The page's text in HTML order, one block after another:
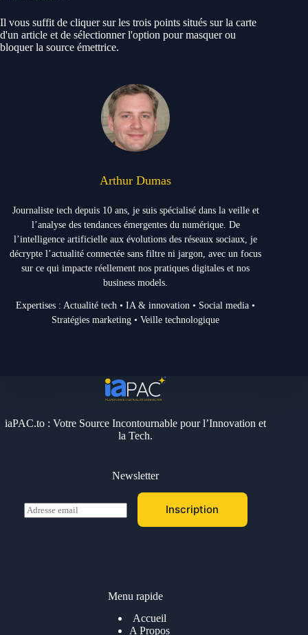
Il vous suffit de cliquer sur les trois points situés sur la carte
d'un article et de sélectionner l'option pour masquer ou
bloquer la source émettrice.
Arthur Dumas
Journaliste tech depuis 10 ans, je suis spécialisé dans la veille et
l’analyse des tendances émergentes du numérique. De
l’intelligence artificielle aux évolutions des réseaux sociaux, je
décrypte l’actualité connectée sans filtre ni jargon, avec un focus
sur ce qui impacte réellement nos pratiques digitales et nos
business models.
Expertises : Actualité tech • IA & innovation • Social media •
Stratégies marketing • Veille technologique
iaPAC.to : Votre Source Incontournable pour l’Innovation et
la Tech.
Newsletter
E
m
Inscription
Menu rapide
Accueil
A Propos